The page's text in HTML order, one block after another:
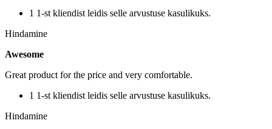
1 1-st kliendist leidis selle arvustuse kasulikuks.
Hindamine
Awesome
Great product for the price and very comfortable.
1 1-st kliendist leidis selle arvustuse kasulikuks.
Hindamine